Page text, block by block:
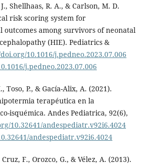
Shellhaas, R. A., & Carlson, M. D.
risk scoring system for
among survivors of neonatal
(HIE). Pediatrics &
10.1016/j.pedneo.2023.07.006
j.pedneo.2023.07.006
Toso, P., & Gacía-Alix, A. (2021).
terapéutica en la
isquémica. Andes Pediatrica, 92(6),
10.32641/andespediatr.v92i6.4024
andespediatr.v92i6.4024
F., Orozco, G., & Vélez, A. (2013).